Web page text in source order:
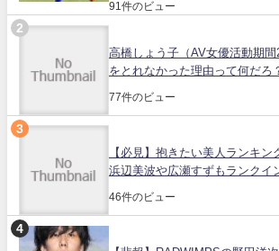
91件のビュー
高橋しょう子（AV女優活動期
をとれなかった理由って何だろ
77件のビュー
【必見】抱きたい美人ランキン
浜辺美波や広瀬すずもランクイ
46件のビュー